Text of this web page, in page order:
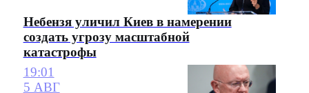
Небензя уличил Киев в намерении
создать угрозу масштабной
катастрофы
19:01
5 АВГ